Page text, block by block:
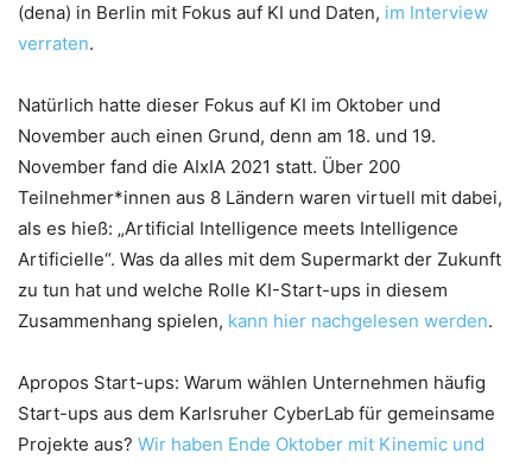
(dena) in Berlin mit Fokus auf KI und Daten, im Interview
verraten.
Natürlich hatte dieser Fokus auf KI im Oktober und
November auch einen Grund, denn am 18. und 19.
November fand die AIxIA 2021 statt. Über 200
Teilnehmer*innen aus 8 Ländern waren virtuell mit dabei,
als es hieß: „Artificial Intelligence meets Intelligence
Artificielle“. Was da alles mit dem Supermarkt der Zukunft
zu tun hat und welche Rolle KI-Start-ups in diesem
Zusammenhang spielen, kann hier nachgelesen werden.
Apropos Start-ups: Warum wählen Unternehmen häufig
Start-ups aus dem Karlsruher CyberLab für gemeinsame
Projekte aus? Wir haben Ende Oktober mit Kinemic und